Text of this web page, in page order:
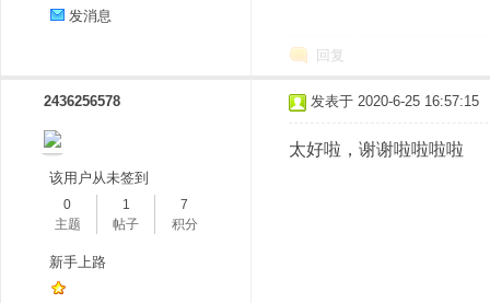
发消息
回复
2436256578
该用户从未签到
0
主题
1
帖子
7
积分
新手上路
发表于 2020-6-25 16:57:15
太好啦，谢谢啦啦啦啦